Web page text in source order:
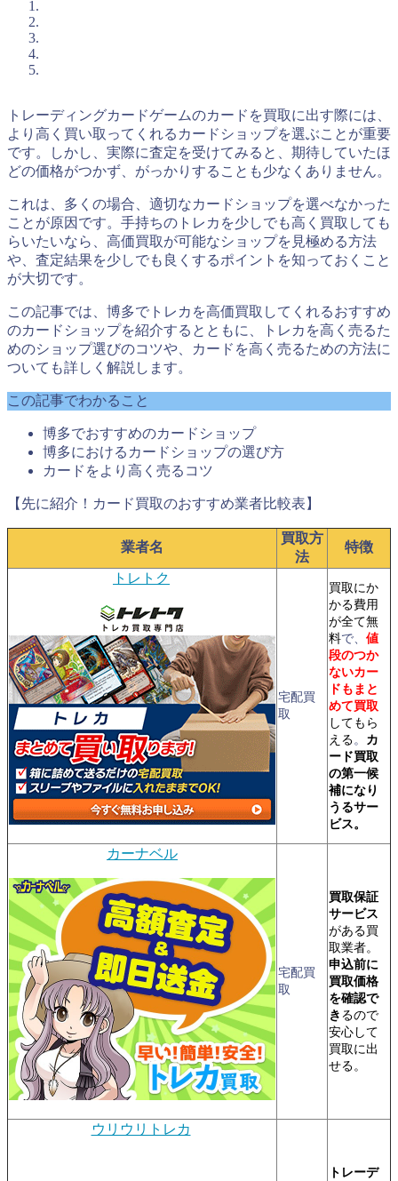
トレーディングカードゲームのカードを買取に出す際には、
より高く買い取ってくれるカードショップを選ぶことが重要
です。しかし、実際に査定を受けてみると、期待していたほ
どの価格がつかず、がっかりすることも少なくありません。
これは、多くの場合、適切なカードショップを選べなかった
ことが原因です。手持ちのトレカを少しでも高く買取しても
らいたいなら、高価買取が可能なショップを見極める方法
や、査定結果を少しでも良くするポイントを知っておくこと
が大切です。
この記事では、博多でトレカを高価買取してくれるおすすめ
のカードショップを紹介するとともに、トレカを高く売るた
めのショップ選びのコツや、カードを高く売るための方法に
ついても詳しく解説します。
この記事でわかること
博多でおすすめのカードショップ
博多におけるカードショップの選び方
カードをより高く売るコツ
【先に紹介！カード買取のおすすめ業者比較表】
業者名
買取方
法
特徴
トレトク
宅配買
取
買取にか
かる費用
が全て無
料で、 値
段のつか
ないカー
ドもまと
めて買取
してもら
える。 カ
ード買取
の第一候
補になり
うるサー
ビス。
カーナベル
宅配買
取
買取保証
サービス
がある買
取業者。
申込前に
買取価格
を確認で
き るので
安心して
買取に出
せる。
ウリウリトレカ
トレーデ